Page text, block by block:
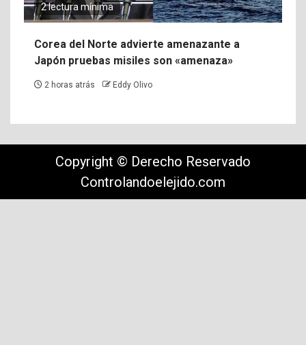
2 lectura mínima
Corea del Norte advierte amenazante a
Japón pruebas misiles son «amenaza»
2 horas atrás Eddy Olivo
Copyright © Derecho Reservado
Controlandoelejido.com